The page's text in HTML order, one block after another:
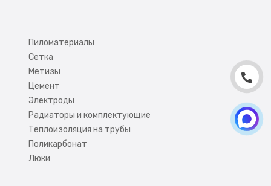
Пиломатериалы
Сетка
Метизы
Цемент
Электроды
Радиаторы и комплектующие
Теплоизоляция на трубы
Поликарбонат
Люки